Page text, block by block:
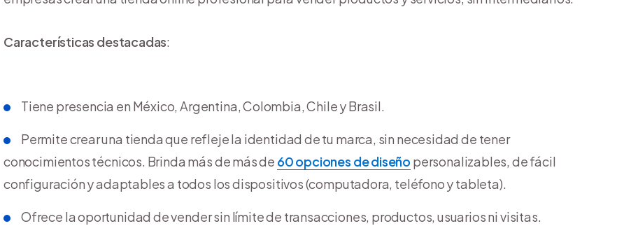
Características destacadas:
Tiene presencia en México, Argentina, Colombia, Chile y Brasil.
Permite crear una tienda que refleje la identidad de tu marca, sin necesidad de tener
conocimientos técnicos. Brinda más de más de 60 opciones de diseño personalizables, de fácil
configuración y adaptables a todos los dispositivos (computadora, teléfono y tableta).
Ofrece la oportunidad de vender sin límite de transacciones, productos, usuarios ni visitas.